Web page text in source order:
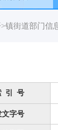
>镇街道部门信
引 号
文字号